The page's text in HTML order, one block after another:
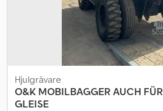
Hjulgrävare
O&K MOBILBAGGER AUCH FÜR
GLEISE